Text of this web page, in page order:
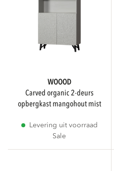
WOOOD
carved organic 2-deurs
opbergkast mangohout mist
Levering uit voorraad
Sale